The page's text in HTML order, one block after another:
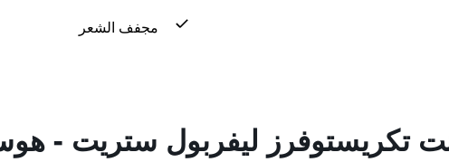
مجفف الشعر
تكريستوفرز ليفربول ستريت -